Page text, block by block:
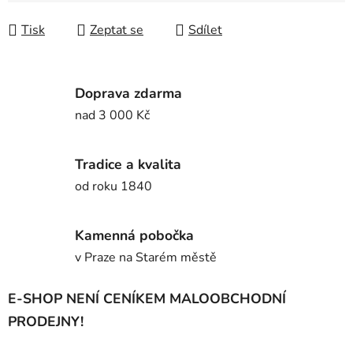
Tisk
Zeptat se Sdílet
Doprava zdarma
nad 3 000 Kč
Tradice a kvalita
od roku 1840
Kamenná pobočka
v Praze na Starém městě
E-SHOP NENÍ CENÍKEM MALOOBCHODNÍ
PRODEJNY!